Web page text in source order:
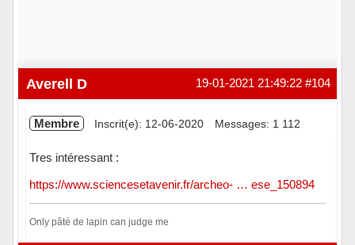
#104
19-01-2021 21:49:22
Averell D
Membre Inscrit(e): 12-06-2020 Messages: 1 112
Tres intéressant :
https://www.sciencesetavenir.fr/archeo- … ese_150894
Only pâté de lapin can judge me